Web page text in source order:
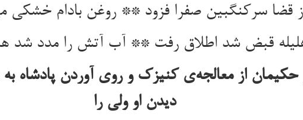
قضا سرکنگبین صفرا فزود ** روغن بادام خشکی
از معالجه‌‌ی کنیزک و روی آوردن پادشاه به
دیدن او ولی را